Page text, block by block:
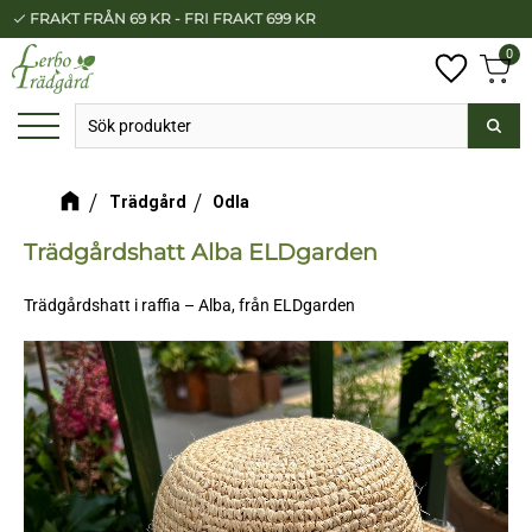
Meny
check FRAKT FRÅN 69 KR - FRI FRAKT 699 KR
0
Trädgård Odla
Trädgårdshatt Alba ELDgarden
Trädgårdshatt i raffia – Alba, från ELDgarden